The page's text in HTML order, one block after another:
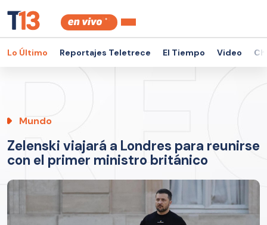
Lo Último Reportajes Teletrece El Tiempo Video
Mundo
Zelenski viajará a Londres para reunirse
con el primer ministro británico